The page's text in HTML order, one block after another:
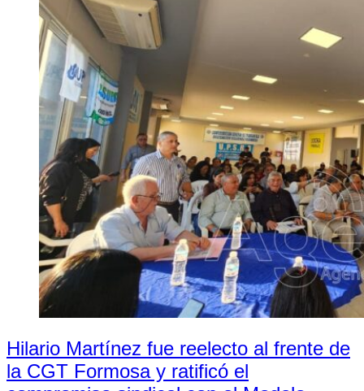
Hilario Martínez fue reelecto al frente de
la CGT Formosa y ratificó el